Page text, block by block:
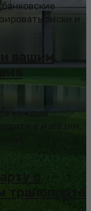
риски и
вашим
каждый
в магазин,
с